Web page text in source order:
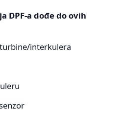
DPF-a dođe do ovih
interkulera